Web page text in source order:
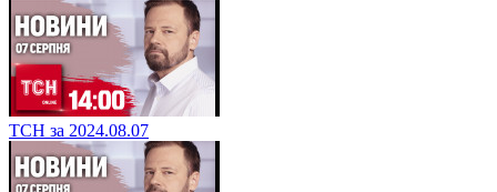
ТСН за 2024.08.07